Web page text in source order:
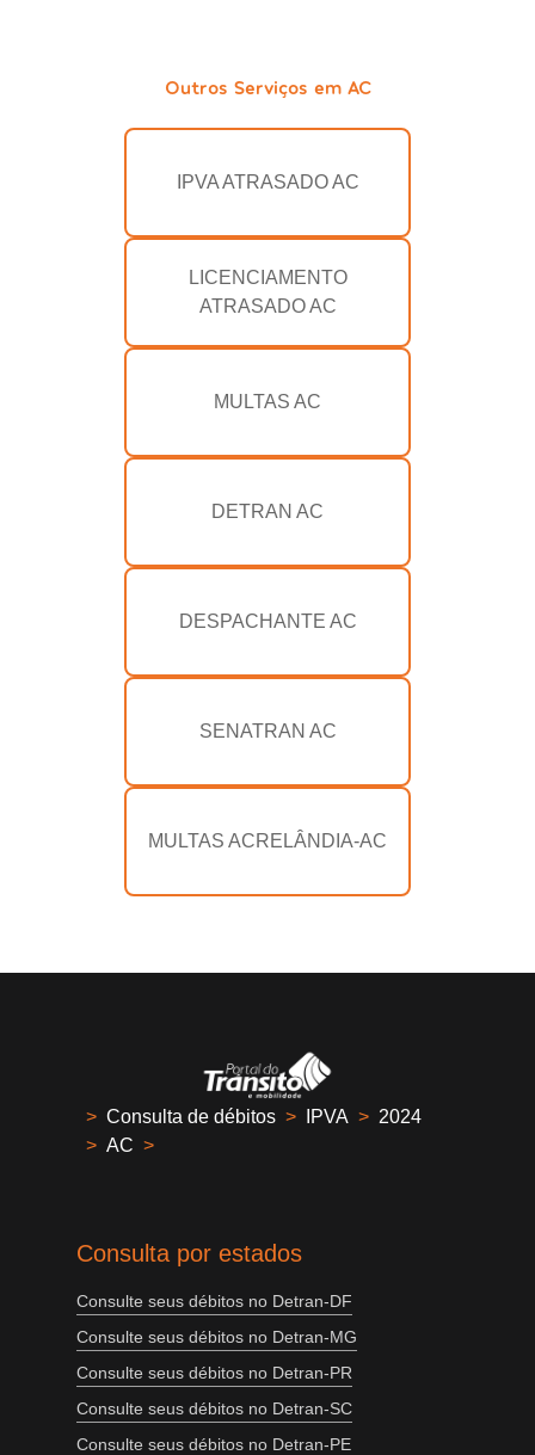
Outros Serviços em AC
IPVA ATRASADO AC
LICENCIAMENTO
ATRASADO AC
MULTAS AC
DETRAN AC
DESPACHANTE AC
SENATRAN AC
MULTAS ACRELÂNDIA-AC
> Consulta de débitos > IPVA > 2024
> AC >
Consulta por estados
Consulte seus débitos no Detran-DF
Consulte seus débitos no Detran-MG
Consulte seus débitos no Detran-PR
Consulte seus débitos no Detran-SC
Consulte seus débitos no Detran-PE